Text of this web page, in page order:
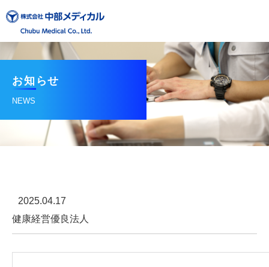
お知らせ
NEWS
2025.04.17
健康経営優良法人